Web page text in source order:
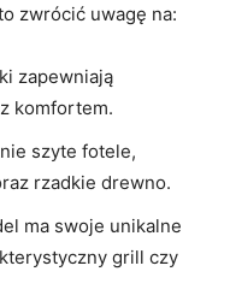
zwrócić uwagę na:
zapewniają
komfortem.
szyte fotele,
rzadkie ​drewno.
ma swoje unikalne
grill czy​